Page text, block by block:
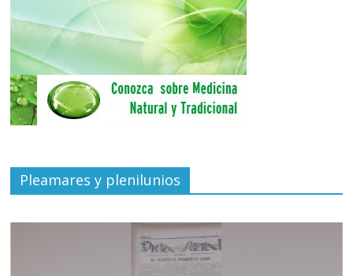
Pleamares y plenilunios